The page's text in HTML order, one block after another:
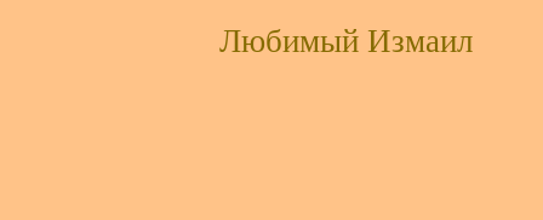
Любимый Измаил